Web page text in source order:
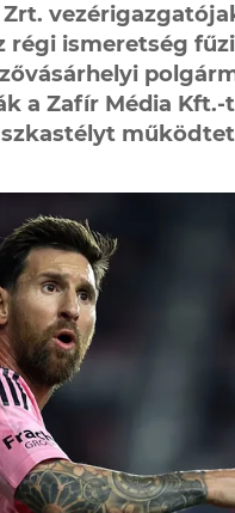
régi ismeretség
a Zafír Média Kft.-